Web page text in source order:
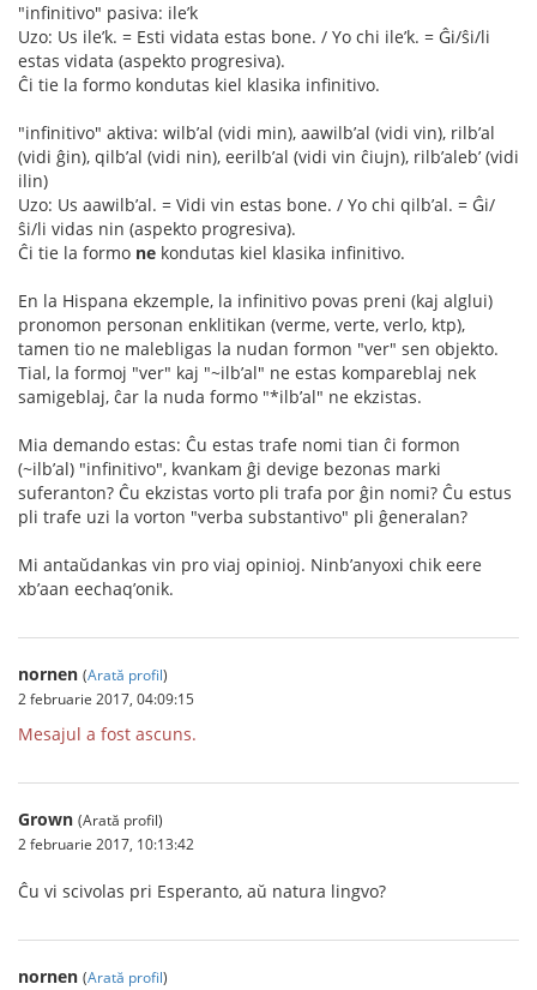
"infinitivo" pasiva: ile’k
Uzo: Us ile’k. = Esti vidata estas bone. / Yo chi ile’k. = Ĝi/ŝi/li
estas vidata (aspekto progresiva).
Ĉi tie la formo kondutas kiel klasika infinitivo.
"infinitivo" aktiva: wilb’al (vidi min), aawilb’al (vidi vin), rilb’al
(vidi ĝin), qilb’al (vidi nin), eerilb’al (vidi vin ĉiujn), rilb’aleb’ (vidi
ilin)
Uzo: Us aawilb’al. = Vidi vin estas bone. / Yo chi qilb’al. = Ĝi/
ŝi/li vidas nin (aspekto progresiva).
Ĉi tie la formo ne kondutas kiel klasika infinitivo.
En la Hispana ekzemple, la infinitivo povas preni (kaj alglui)
pronomon personan enklitikan (verme, verte, verlo, ktp),
tamen tio ne malebligas la nudan formon "ver" sen objekto.
Tial, la formoj "ver" kaj "~ilb’al" ne estas kompareblaj nek
samigeblaj, ĉar la nuda formo "*ilb’al" ne ekzistas.
Mia demando estas: Ĉu estas trafe nomi tian ĉi formon
(~ilb’al) "infinitivo", kvankam ĝi devige bezonas marki
suferanton? Ĉu ekzistas vorto pli trafa por ĝin nomi? Ĉu estus
pli trafe uzi la vorton "verba substantivo" pli ĝeneralan?
Mi antaŭdankas vin pro viaj opinioj. Ninb’anyoxi chik eere
xb’aan eechaq’onik.
nornen (Arată profil)
2 februarie 2017, 04:09:15
Mesajul a fost ascuns.
Grown (Arată profil)
2 februarie 2017, 10:13:42
Ĉu vi scivolas pri Esperanto, aŭ natura lingvo?
nornen (Arată profil)